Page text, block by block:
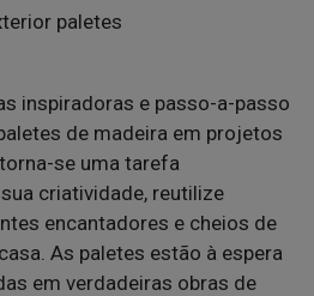
inspiradoras e passo-a-passo
de madeira em projetos
se uma tarefa
criatividade, reutilize
encantadores e cheios de
As paletes estão à espera
em verdadeiras obras de